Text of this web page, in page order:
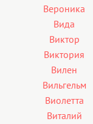
Вероника
Вида
Виктор
Виктория
Вилен
Вильгельм
Виолетта
Виталий